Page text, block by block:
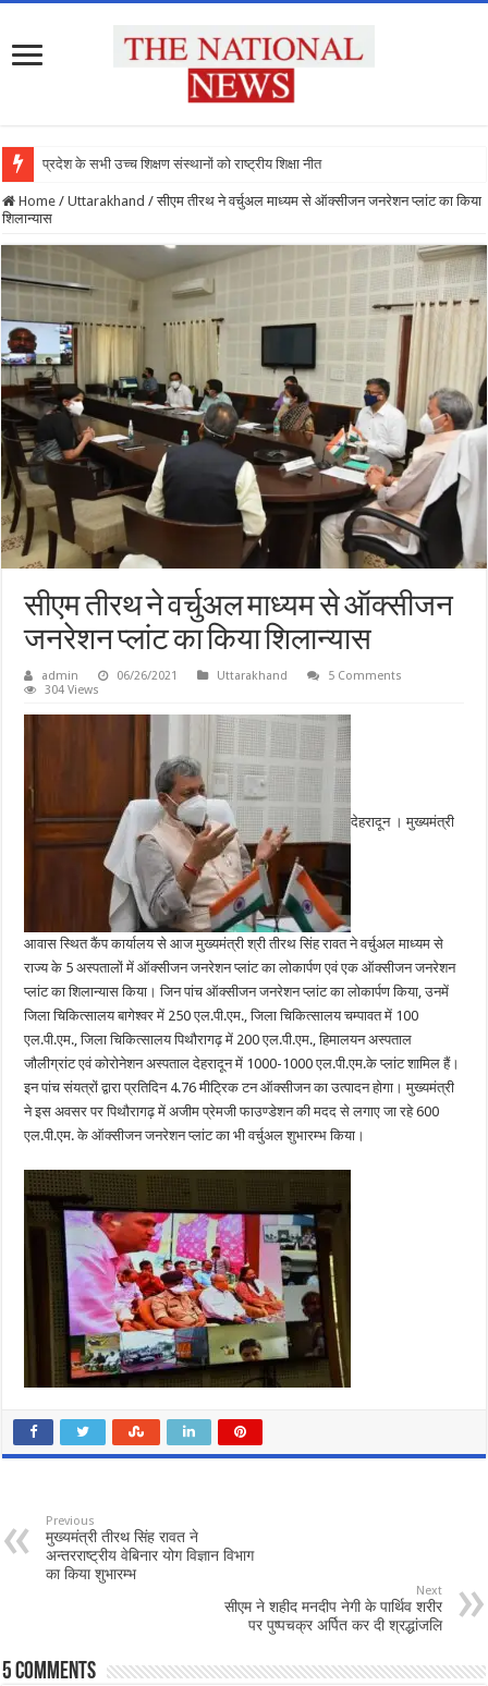
प्रदेश के सभी उच्च शिक्षण संस्थानों को राष्ट्रीय शिक्षा नीति के अनुरूप मॉ
Home / Uttarakhand / सीएम तीरथ ने वर्चुअल माध्यम से ऑक्सीजन जनरेशन प्लांट का किया
शिलान्यास
सीएम तीरथ ने वर्चुअल माध्यम से ऑक्सीजन
जनरेशन प्लांट का किया शिलान्यास
admin 06/26/2021 Uttarakhand
5 Comments
304 Views
देहरादून । मुख्यमंत्री
आवास स्थित कैंप कार्यालय से आज मुख्यमंत्री श्री तीरथ सिंह रावत ने वर्चुअल माध्यम से
राज्य के 5 अस्पतालों में ऑक्सीजन जनरेशन प्लांट का लोकार्पण एवं एक ऑक्सीजन जनरेशन
प्लांट का शिलान्यास किया। जिन पांच ऑक्सीजन जनरेशन प्लांट का लोकार्पण किया, उनमें
जिला चिकित्सालय बागेश्वर में 250 एल.पी.एम., जिला चिकित्सालय चम्पावत में 100
एल.पी.एम., जिला चिकित्सालय पिथौरागढ़ में 200 एल.पी.एम., हिमालयन अस्पताल
जौलीग्रांट एवं कोरोनेशन अस्पताल देहरादून में 1000-1000 एल.पी.एम.के प्लांट शामिल हैं।
इन पांच संयत्रों द्वारा प्रतिदिन 4.76 मीट्रिक टन ऑक्सीजन का उत्पादन होगा। मुख्यमंत्री
ने इस अवसर पर पिथौरागढ़ में अजीम प्रेमजी फाउण्डेशन की मदद से लगाए जा रहे 600
एल.पी.एम. के ऑक्सीजन जनरेशन प्लांट का भी वर्चुअल शुभारम्भ किया।
Previous
मुख्यमंत्री तीरथ सिंह रावत ने
अन्तरराष्ट्रीय वेबिनार योग विज्ञान विभाग
का किया शुभारम्भ
Next
सीएम ने शहीद मनदीप नेगी के पार्थिव शरीर
पर पुष्पचक्र अर्पित कर दी श्रद्धांजलि
5 comments